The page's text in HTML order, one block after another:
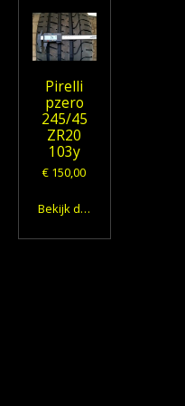
Pirelli
pzero
245/45
ZR20
103y
€ 150,00
Bekijk details